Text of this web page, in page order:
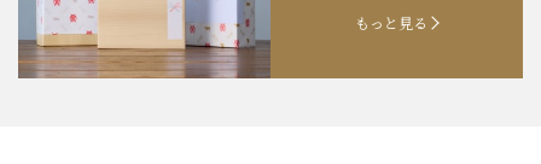
もっと見る